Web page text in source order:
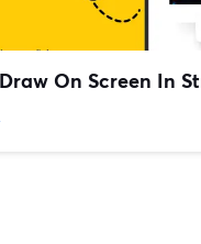
On Screen In